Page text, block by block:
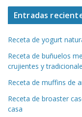
Entradas
Receta de yogurt
Receta de buñuelos
crujientes y
Receta de muffins de
Receta de broaster
casa